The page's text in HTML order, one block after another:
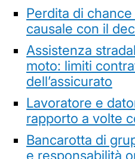
Perdita di
causale con il
Assistenza
moto: limiti
dell’assicurato
Lavoratore e
rapporto a volte
Bancarotta di
e responsabilità